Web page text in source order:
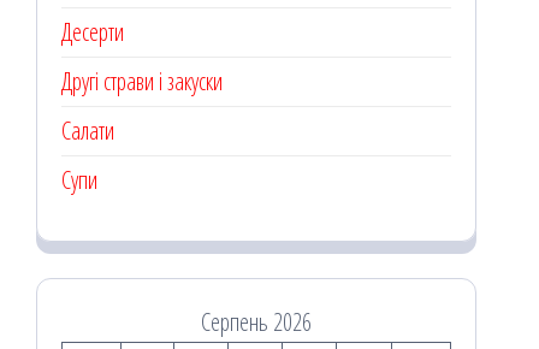
Десерти
Другі страви і закуски
Салати
Супи
Серпень 2026